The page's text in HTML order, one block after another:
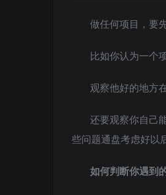
做任何项目，要
比如你认为一个
观察他好的地方
还要观察你自己
些问题通盘考虑好以
如何判断你遇到